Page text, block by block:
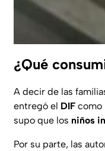
¿Qué
A decir de las
entregó el DIF como
supo que los niños
Por su parte, las